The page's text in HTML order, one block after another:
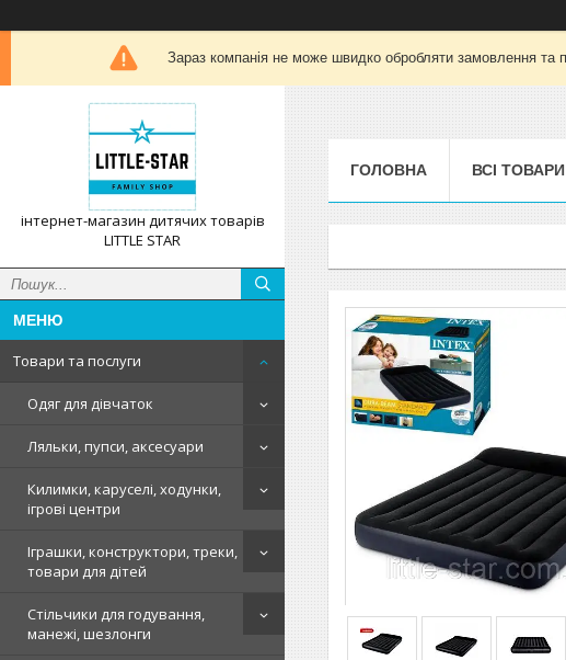
Зараз компанія не може швидко обробляти замовлення та
інтернет-магазин дитячих товарів
LITTLE STAR
Товари та послуги
Одяг для дівчаток
Ляльки, пупси, аксесуари
Килимки, каруселі, ходунки,
ігрові центри
Іграшки, конструктори, треки,
товари для дітей
Стільчики для годування,
манежі, шезлонги
ГОЛОВНА ВСІ ТОВАРИ